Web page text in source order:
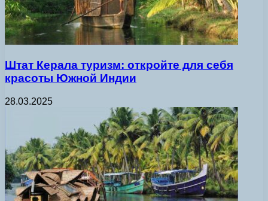
Штат Керала туризм: откройте для себя
красоты Южной Индии
28.03.2025